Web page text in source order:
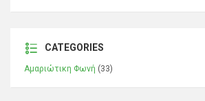
CATEGORIES
Αμαριώτικη Φωνή (33)